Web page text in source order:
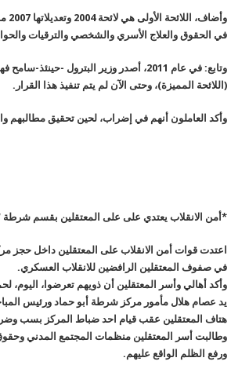
في الحقوق والعلاج الأسري والشخصي والترقيات
(اللائحة المميزة)، وحتى الآن لم يتم تنفيذ هذا القرار .
وأكد العاملون أنهم في إضراب، لحين تحقيق مطالبهم
*أمن الانقلاب يعتدي على على المعتقلين بقسم شرطة
اعتدت قوات أمن الانقلاب على المعتقلين داخل حجز
في صفوف المعتقلين الرافضين للانقلاب العسكري.
وأكد أهالي وأسر المعتقلين أن ذويهم تعرضوا،
يد عصام هلال مأمور مركز شرطة أبو حماد ورئيس
هتاف المعتقلين عقب قيام احد ضباط المركز بسب
وطالبت أسر المعتقلين منظمات المجتمع المدني
ورفع الظلم الواقع عليهم.